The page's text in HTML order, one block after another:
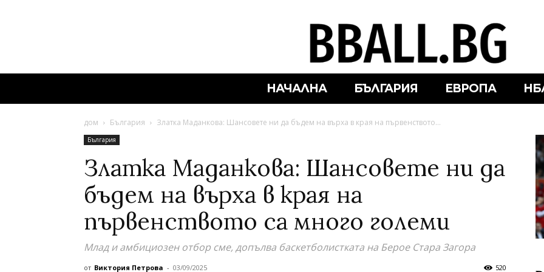
НАЧАЛНА БЪЛГАРИЯ ЕВРОПА
дом България Златка Маданкова: Шансовете ни да бъдем на върха в края на първенството...
България
Златка Маданкова: Шансовете ни да
бъдем на върха в края на
първенството са много големи
Млад и амбициозен отбор сме, допълва баскетболистката на Берое Стара Загора
от Виктория Петрова - 03/09/2025 520